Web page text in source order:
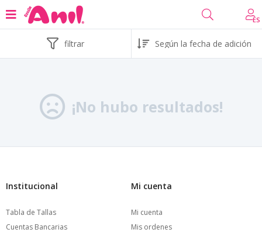
ES
filtrar
¡No hubo resultados!
Institucional
Tabla de Tallas
Cuentas Bancarias
Mi cuenta
Mi cuenta
Mis ordenes